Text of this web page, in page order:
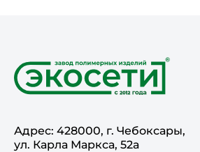
Адрес: 428000, г. Чебоксары,
ул. Карла Маркса, 52а